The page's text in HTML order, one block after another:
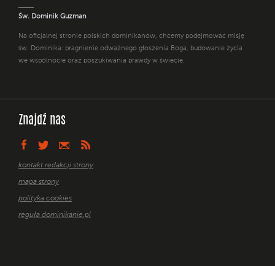
Św. Dominik Guzman
Na oficjalnej stronie polskich dominikanów, chcemy podejmować misję
św. Dominika: pragnienie odważnego głoszenia Boga, budowanie życia
we wspólnocie oraz poszukiwania prawdy w świecie.
Znajdź nas
kontakt redakcji strony
mapa strony
polityka cookies
reguła dominikanie.pl